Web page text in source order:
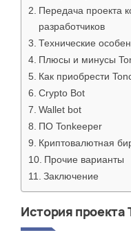
Передача проекта
разработчиков
Технические
Плюсы и минусы
Как приобрести
Crypto Bot
Wallet bot
ПО Tonkeeper
Криптовалютная
Прочие варианты
Заключение
История проекта